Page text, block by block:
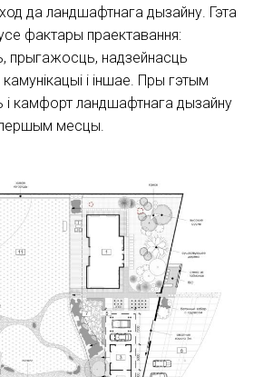
да ландшафтнага дызайну. Гэта
фактары праектавання:
прыгажосць, надзейнасць
і іншае. Пры гэтым
і камфорт ландшафтнага дызайну
першым месцы.